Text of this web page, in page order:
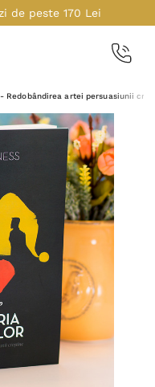
de peste 170 Lei
Redobândirea artei persuasiunii